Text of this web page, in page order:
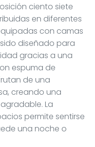
ciento siete
en diferentes
con camas
diseñado para
gracias a una
espuma de
de una
creando una
La
permite sentirse
una noche o